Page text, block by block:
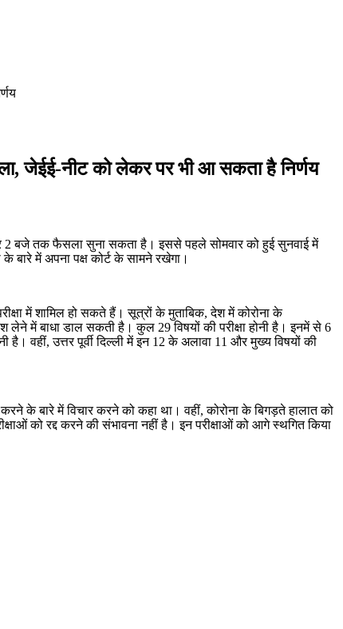
जेईई-नीट को लेकर पर भी आ सकता है निर्णय
2 बजे तक फैसला सुना सकता है। इससे पहले सोमवार को हुई सुनवाई में
बारे में अपना पक्ष कोर्ट के सामने रखेगा।
में शामिल हो सकते हैं। सूत्रों के मुताबिक, देश में कोरोना के
में बाधा डाल सकती है। कुल 29 विषयों की परीक्षा होनी है। इनमें से 6
है। वहीं, उत्तर पूर्वी दिल्ली में इन 12 के अलावा 11 और मुख्य विषयों की
के बारे में विचार करने को कहा था। वहीं, कोरोना के बिगड़ते हालात को
को रद्द करने की संभावना नहीं है। इन परीक्षाओं को आगे स्थगित किया